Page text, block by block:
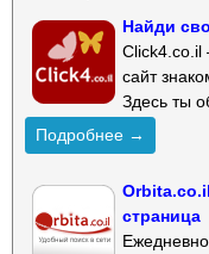
Найди
сайт
Здесь ты
Подробнее →
страница